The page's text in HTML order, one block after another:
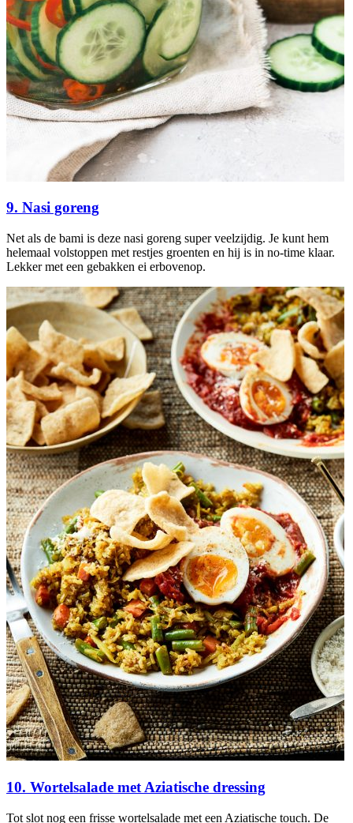
9. Nasi goreng
Net als de bami is deze nasi goreng super veelzijdig. Je kunt hem
helemaal volstoppen met restjes groenten en hij is in no-time klaar.
Lekker met een gebakken ei erbovenop.
10. Wortelsalade met Aziatische dressing
Tot slot nog een frisse wortelsalade met een Aziatische touch. De